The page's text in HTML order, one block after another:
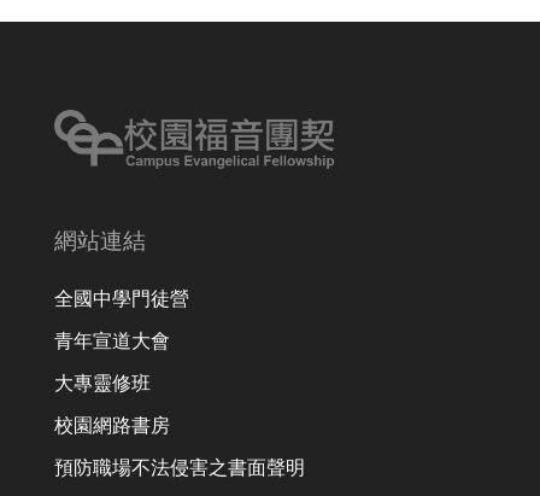
網站連結
全國中學門徒營
青年宣道大會
大專靈修班
校園網路書房
預防職場不法侵害之書面聲明